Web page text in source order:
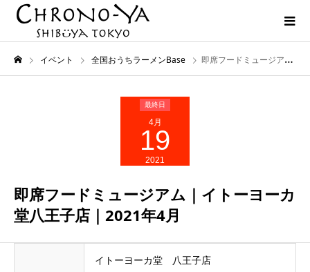
イベント 全国おうちラーメンBase 即席フードミュージアム｜イトーヨーカ堂八王子店｜2021年4月
4月
19
2021
即席フードミュージアム｜イトーヨーカ
堂八王子店｜2021年4月
イトーヨーカ堂 八王子店